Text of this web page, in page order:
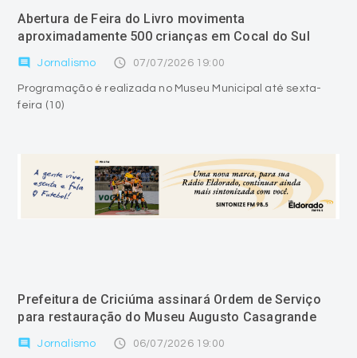
Abertura de Feira do Livro movimenta
aproximadamente 500 crianças em Cocal do Sul
comment Jornalismo access_time 07/07/2026 19:00
Programação é realizada no Museu Municipal até sexta-
feira (10)
Prefeitura de Criciúma assinará Ordem de Serviço
para restauração do Museu Augusto Casagrande
comment Jornalismo access_time 06/07/2026 19:00